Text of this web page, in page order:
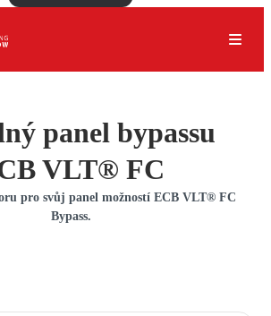
panel bypassu
VLT® FC
pro svůj panel možností ECB VLT® FC
Bypass.